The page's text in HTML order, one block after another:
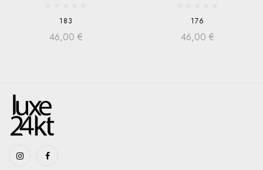
183
46,00 €
176
46,00 €